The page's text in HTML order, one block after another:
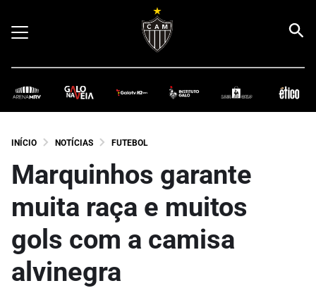
INÍCIO NOTÍCIAS FUTEBOL
Marquinhos garante
muita raça e muitos
gols com a camisa
alvinegra